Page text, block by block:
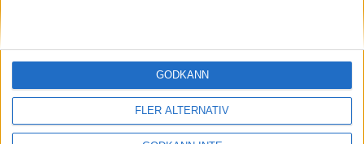
FLER ALTERNATIV
GODKÄNN
Besöksadress
Skansbrogatan 7